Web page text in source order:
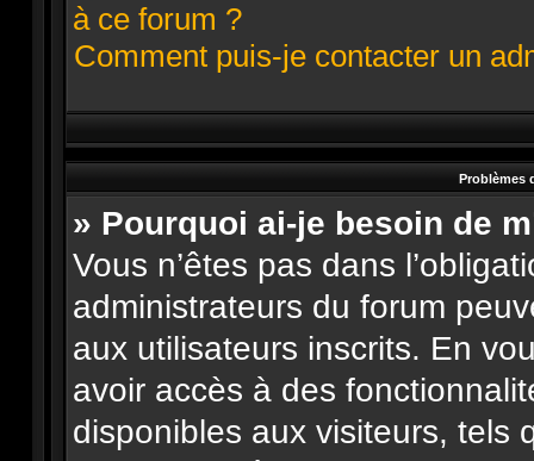
à ce forum ?
Comment puis-je contacter un
Problèmes
» Pourquoi ai-je besoin de
Vous n’êtes pas dans
administrateurs du forum
aux utilisateurs inscrits. En
avoir accès à des
disponibles aux visiteurs, tels